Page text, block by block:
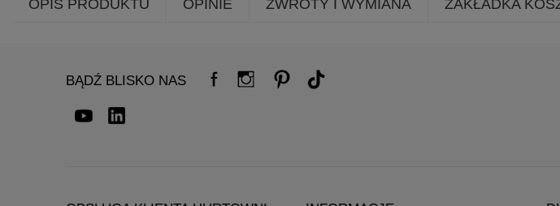
OPIS PRODUKTU OPINIE ZWROTY I WYMIANA ZAKŁADKA
BĄDŹ BLISKO NAS